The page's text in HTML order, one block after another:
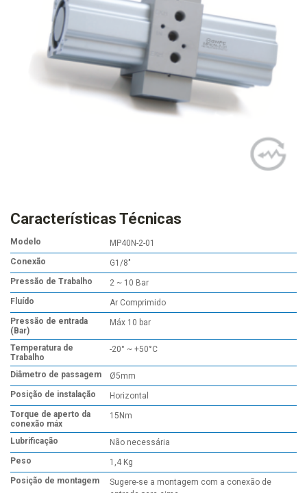
Características Técnicas
Modelo
MP40N-2-01
Conexão
G1/8"
Pressão de Trabalho
2 ~ 10 Bar
Fluído
Ar Comprimido
Pressão de entrada
(Bar)
Máx 10 bar
Temperatura de
Trabalho
-20° ~ +50°C
Diâmetro de passagem
Ø5mm
Posição de instalação
Horizontal
Torque de aperto da
conexão máx
15Nm
Lubrificação
Não necessária
Peso
1,4 Kg
Posição de montagem
Sugere-se a montagem com a conexão de